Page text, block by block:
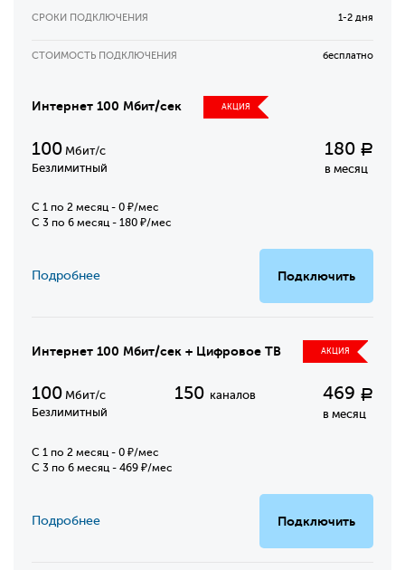
СРОКИ ПОДКЛЮЧЕНИЯ 1-2 дня
СТОИМОСТЬ ПОДКЛЮЧЕНИЯ бесплатно
Интернет 100 Мбит/сек АКЦИЯ
100 Мбит/с
Безлимитный
180 Р
в месяц
C 1 по 2 месяц - 0 ₽/мес
С 3 по 6 месяц - 180 ₽/мес
Подключить
Подробнее
Интернет 100 Мбит/сек + Цифровое ТВ АКЦИЯ
100 Мбит/с
Безлимитный
150 каналов 469 Р
в месяц
C 1 по 2 месяц - 0 ₽/мес
С 3 по 6 месяц - 469 ₽/мес
Подключить
Подробнее